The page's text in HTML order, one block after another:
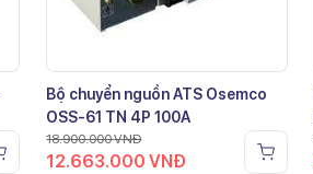
Bộ chuyển nguồn ATS Osemco
OSS-61 TN 4P 100A
18.900.000VNĐ
12.663.000VNĐ